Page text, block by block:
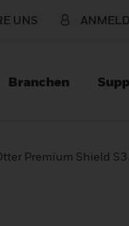
UNS
Branchen
Premium Shield S3